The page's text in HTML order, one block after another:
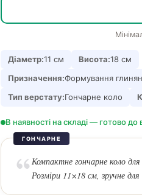
Діаметр:11 см Висота:18 см
Призначення:Формування
Тип верстату:Гончарне коло
В наявності на складі — готово до
ГОНЧАРНЕ
Компактне гончарне коло
Розміри 11×18 см, зручне